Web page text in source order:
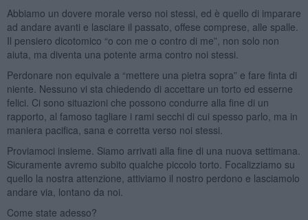
Abbiamo un dovere morale verso noi stessi, ed è quello di imparare
ad andare avanti e lasciare il passato, offese comprese, alle spalle.
Il pensiero dicotomico “o con me o contro di me”, non solo non
aiuta, ma diventa una potente arma contro noi stessi.
Perdonare non equivale a “mettere una pietra sopra” e fare finta di
niente. Nessuno vi sta chiedendo di accettare un torto ed esserne
felici. Ci sono situazioni che possono condurre alla fine di un
rapporto, al famoso tagliare i rami secchi di cui spesso parlo, ma in
maniera pacifica, sana e corretta verso noi stessi.
Proviamoci insieme. Siamo arrivati alla fine di una nuova settimana.
Sicuramente avremo subito qualche piccolo torto. Focalizziamo su
quello la nostra attenzione, attiviamo il nostro perdono e lasciamolo
andare via, lontano da noi.
Come state adesso?